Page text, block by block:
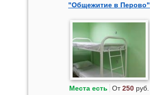
"Общежитие в Перово"
Места есть От250руб.